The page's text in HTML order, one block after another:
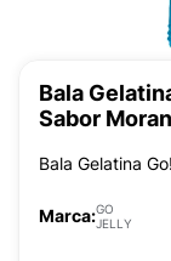
Bala
Sabor
Bala Gelatina
Marca:GO
JELLY